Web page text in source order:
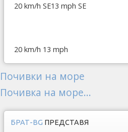
20 km/h SE13 mph SE
20 km/h 13 mph
Почивки на море
Почивка на море...
БРАТ-BG ПРЕДСТАВЯ